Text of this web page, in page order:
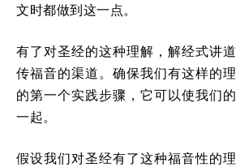
文时都做到这一点。
有了对圣经的这种理解，解经式讲
传福音的渠道。确保我们有这样的
的第一个实践步骤，它可以使我们
一起。
假设我们对圣经有了这种福音性的